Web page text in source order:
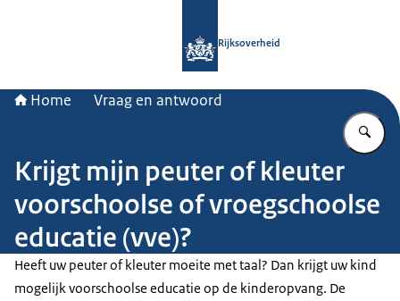
Rijksoverheid
Home Vraag en antwoord
Krijgt mijn peuter of kleuter
voorschoolse of vroegschoolse
educatie (vve)?
Heeft uw peuter of kleuter moeite met taal? Dan krijgt uw kind
mogelijk voorschoolse educatie op de kinderopvang. De